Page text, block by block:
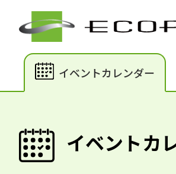
イベントカレンダー
イベントカ